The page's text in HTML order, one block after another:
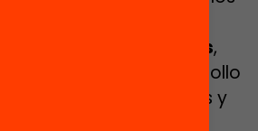
escenarios de futuro
políticas estructurales,
y un desarrollo
administrativas y